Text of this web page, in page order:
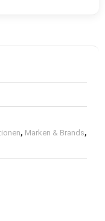
, Marken & Brands,